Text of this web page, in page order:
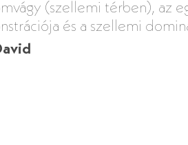
(szellemi térben), az
és a szellemi